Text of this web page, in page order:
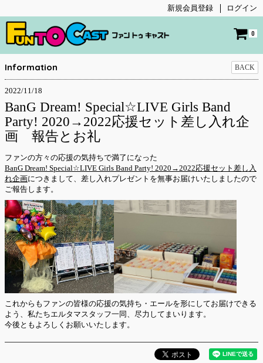
新規会員登録 ログイン
0
Information BACK
2022/11/18
BanG Dream! Special☆LIVE Girls Band
Party! 2020→2022応援セット差し入れ企
画 報告とお礼
ファンの方々の応援の気持ちで満了になった
BanG Dream! Special☆LIVE Girls Band Party! 2020→2022応援セット差し入
れ企画につきまして、差し入れプレゼントを無事お届けいたしましたので
ご報告します。
これからもファンの皆様の応援の気持ち・エールを形にしてお届けできる
よう、私たちエルタマスタッフ一同、尽力してまいります。
今後ともよろしくお願いいたします。